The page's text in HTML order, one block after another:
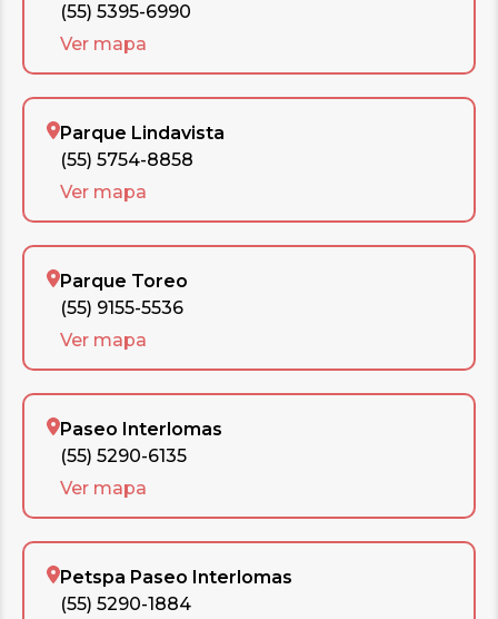
(55) 5395-6990
Ver mapa
Parque Lindavista
(55) 5754-8858
Ver mapa
Parque Toreo
(55) 9155-5536
Ver mapa
Paseo Interlomas
(55) 5290-6135
Ver mapa
Petspa Paseo Interlomas
(55) 5290-1884